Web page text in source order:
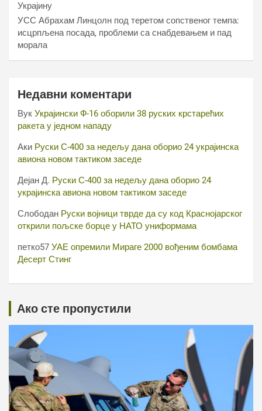
Украјину
УСС Абрахам Линцолн под теретом сопственог темпа:
исцрпљена посада, проблеми са снабдевањем и пад
морала
Недавни коментари
Вук Украјински Ф-16 оборили 38 руских крстарећих
ракета у једном нападу
Аки Руски С-400 за недељу дана оборио 24 украјинска
авиона новом тактиком заседе
Дејан Д. Руски С-400 за недељу дана оборио 24
украјинска авиона новом тактиком заседе
Слободан Руски војници тврде да су код Краснојарског
открили пољске борце у НАТО униформама
петко57 УАЕ опремили Мираге 2000 вођеним бомбама
Десерт Стинг
Ако сте пропустили